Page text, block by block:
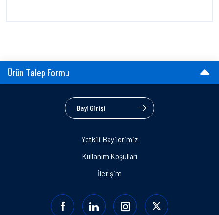
Ürün Talep Formu
Bayi Girişi
Yetkili Bayilerimiz
Kullanım Koşulları
İletişim